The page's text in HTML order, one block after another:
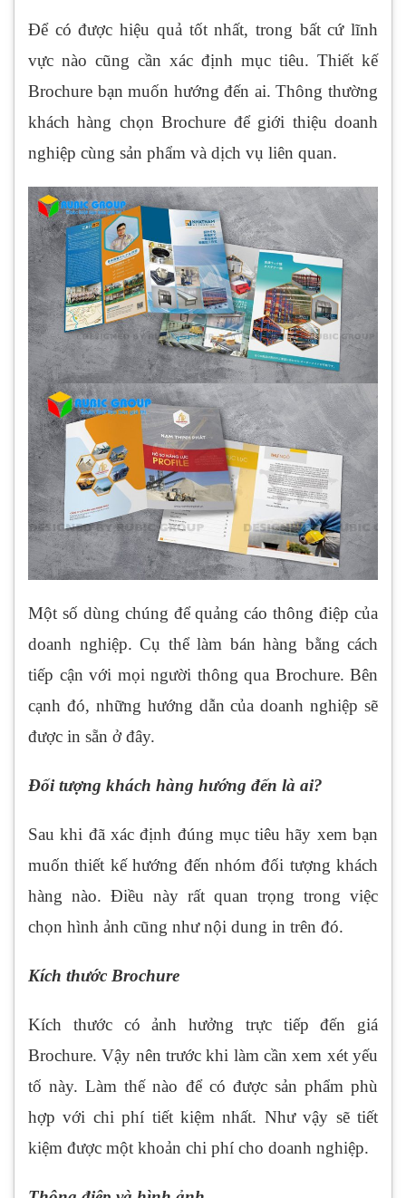
Để có được hiệu quả tốt nhất, trong bất cứ lĩnh
vực nào cũng cần xác định mục tiêu. Thiết kế
Brochure bạn muốn hướng đến ai. Thông thường
khách hàng chọn Brochure để giới thiệu doanh
nghiệp cùng sản phẩm và dịch vụ liên quan.
Một số dùng chúng để quảng cáo thông điệp của
doanh nghiệp. Cụ thể làm bán hàng bằng cách
tiếp cận với mọi người thông qua Brochure. Bên
cạnh đó, những hướng dẫn của doanh nghiệp sẽ
được in sẵn ở đây.
Đối tượng khách hàng hướng đến là ai?
Sau khi đã xác định đúng mục tiêu hãy xem bạn
muốn thiết kế hướng đến nhóm đối tượng khách
hàng nào. Điều này rất quan trọng trong việc
chọn hình ảnh cũng như nội dung in trên đó.
Kích thước Brochure
Kích thước có ảnh hưởng trực tiếp đến giá
Brochure. Vậy nên trước khi làm cần xem xét yếu
tố này. Làm thế nào để có được sản phẩm phù
hợp với chi phí tiết kiệm nhất. Như vậy sẽ tiết
kiệm được một khoản chi phí cho doanh nghiệp.